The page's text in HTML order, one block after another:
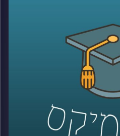
לשיח כלכלי?
התמרון של סדר היום
שבאמת מחליטים האם
בתפקידו